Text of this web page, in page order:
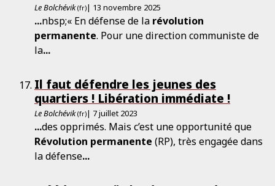
Le Bolchévik (fr)| 13 novembre 2025
...nbsp;« En défense de la révolution
permanente. Pour une direction communiste de
la...
Il faut défendre les jeunes des
quartiers ! Libération immédiate !
Le Bolchévik (fr)| 7 juillet 2023
...des opprimés. Mais c’est une opportunité que
Révolution permanente (RP), très engagée dans
la défense...